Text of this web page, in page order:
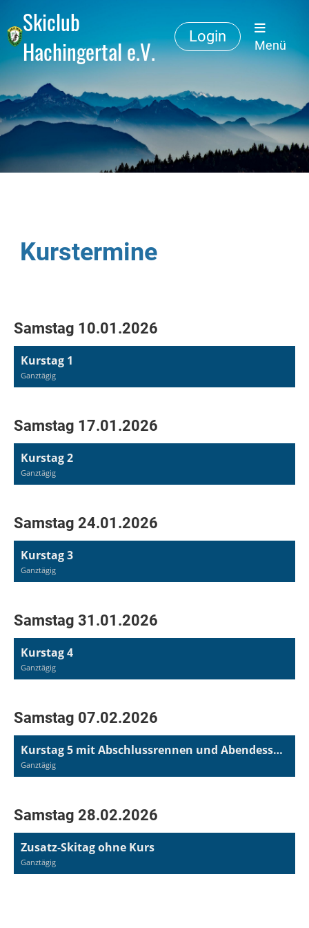
Skiclub
Hachingertal e.V.
Login
Menü
Kurstermine
Samstag 10.01.2026
Kurstag 1
Ganztägig
Samstag 17.01.2026
Kurstag 2
Ganztägig
Samstag 24.01.2026
Kurstag 3
Ganztägig
Samstag 31.01.2026
Kurstag 4
Ganztägig
Samstag 07.02.2026
Kurstag 5 mit Abschlussrennen und Abendessen mit Siegerehrung
Ganztägig
Samstag 28.02.2026
Zusatz-Skitag ohne Kurs
Ganztägig